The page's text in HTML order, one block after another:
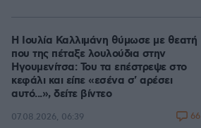
Η Ιουλία Καλλιμάνη θύμωσε με θεατή
που της πέταξε λουλούδια στην
Ηγουμενίτσα: Του τα επέστρεψε στο
κεφάλι και είπε «εσένα σ' αρέσει
αυτό...», δείτε βίντεο
07.08.2026, 06:39 66